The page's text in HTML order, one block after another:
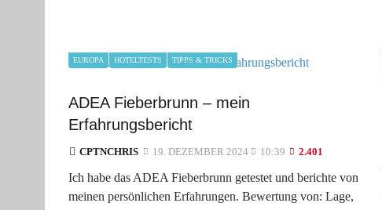
EUROPA HOTELTESTS TIPPS & TRICKS
ADEA Fieberbrunn – mein
Erfahrungsbericht
CPTNCHRIS 19. DEZEMBER 2024 10:39 2.401
Ich habe das ADEA Fieberbrunn getestet und berichte von
meinen persönlichen Erfahrungen. Bewertung von: Lage,